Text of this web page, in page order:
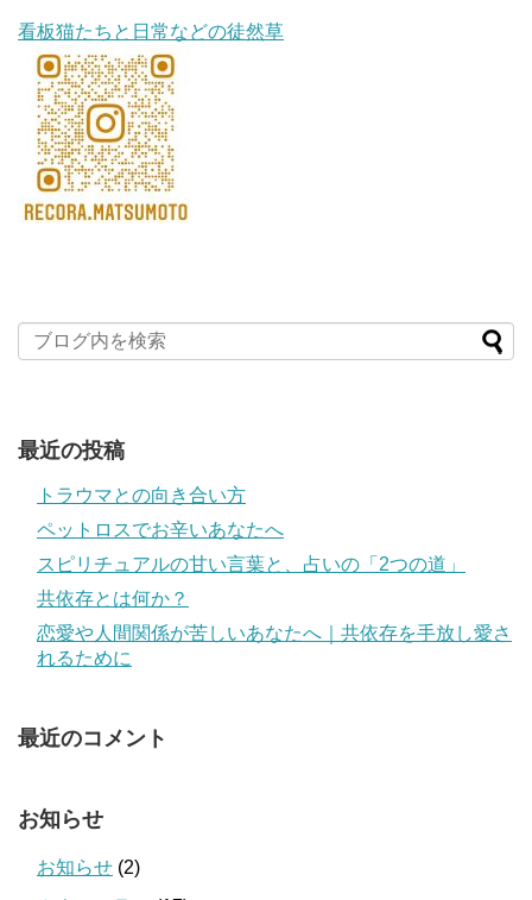
看板猫たちと日常などの徒然草
最近の投稿
トラウマとの向き合い方
ペットロスでお辛いあなたへ
スピリチュアルの甘い言葉と、占いの「2つの道」
共依存とは何か？
恋愛や人間関係が苦しいあなたへ｜共依存を手放し愛さ
れるために
最近のコメント
お知らせ
お知らせ (2)